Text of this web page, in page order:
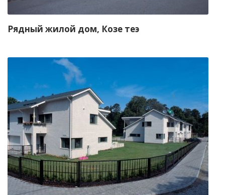
Рядный жилой дом, Козе теэ